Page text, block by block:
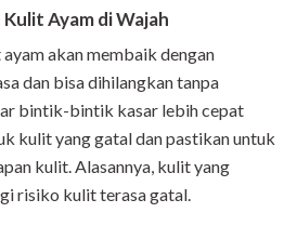
Ayam di Wajah
akan membaik dengan
dan bisa dihilangkan tanpa
bintik-bintik kasar lebih cepat
kulit yang gatal dan pastikan untuk
kulit. Alasannya, kulit yang
risiko kulit terasa gatal.